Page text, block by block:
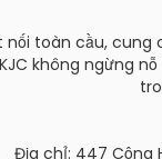
nối toàn cầu,
không ngừng
Địa chỉ: 447 Cộng